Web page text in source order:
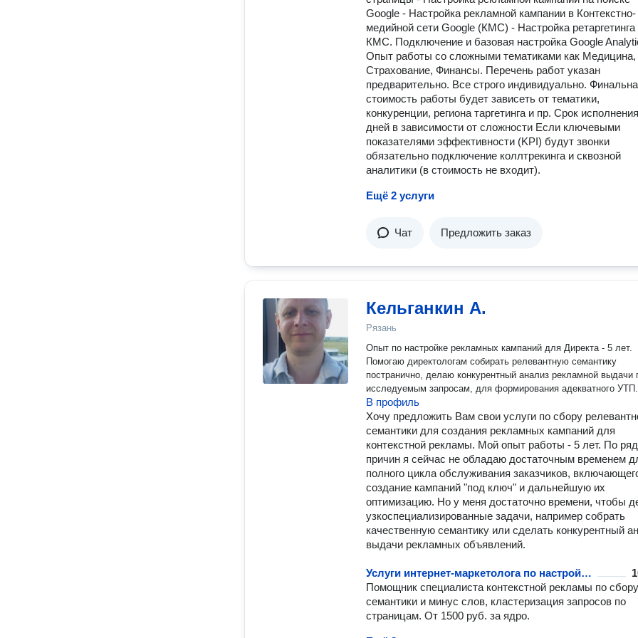
Google - Настройка рекламной кампании в Контекстно-
медийной сети Google (КМС) - Настройка ретаргетинга
КМС. Подключение и базовая настройка Google
Опыт работы со сложными тематиками как Медицина,
Страхование, Финансы. Перечень работ указан
предварительно. Все строго индивидуально.
стоимость работы будет зависеть от тематики,
конкуренции, региона таргетинга и пр. Срок
дней в зависимости от сложности Если ключевыми
показателями эффективности (KPI) будут звонки
обязательно подключение коллтрекинга и сквозной
аналитики (в стоимость не входит).
Ещё 2 услуги
Чат Предложить заказ
Кельганкин А.
Рязань
Опыт по настройке рекламных кампаний для Директа - 5 лет.
Помогаю директологам собирать релевантную семантику
постранично, делаю конкурентный анализ рекламной выдачи
исследуемым запросам, для формирования адекватного УТП.
В профиль
Хочу предложить Вам свои услуги по сбору
семантики для создания рекламных кампаний для
контекстной рекламы. Мой опыт работы - 5 лет. По
причин я сейчас не обладаю достаточным временем
полного цикла обслуживания заказчиков,
создание кампаний "под ключ" и дальнейшую их
оптимизацию. Но у меня достаточно времени, чтобы
узкоспециализированные задачи, например собрать
качественную семантику или сделать конкурентный
выдачи рекламных объявлений.
Услуги интернет-маркетолога по настройке Google AdWords
Помощник специалиста контекстной рекламы по сбору
семантики и минус слов, кластеризация запросов по
страницам. От 1500 руб. за ядро.